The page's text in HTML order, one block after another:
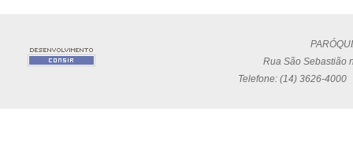
Rua São Sebastião
Telefone: (14) 3626-